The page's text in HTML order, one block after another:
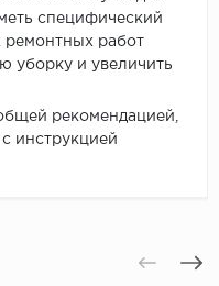
специфический
ремонтных работ
уборку и увеличить
рекомендацией,
инструкцией